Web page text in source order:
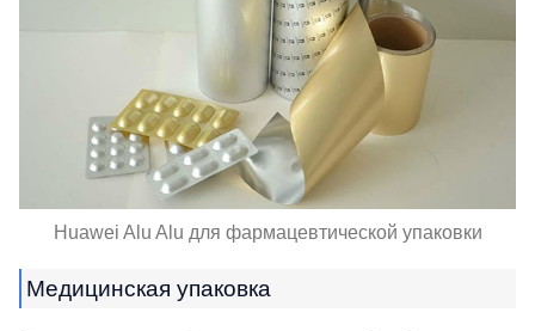
Huawei Alu Alu для фармацевтической упаковки
Медицинская упаковка